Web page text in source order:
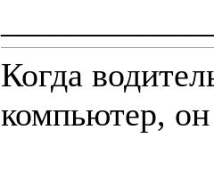
Когда
компьютер,